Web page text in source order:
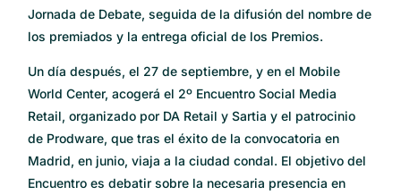
Jornada de Debate, seguida de la difusión del nombre de
los premiados y la entrega oficial de los Premios.
Un día después, el 27 de septiembre, y en el Mobile
World Center, acogerá el 2º Encuentro Social Media
Retail, organizado por DA Retail y Sartia y el patrocinio
de Prodware, que tras el éxito de la convocatoria en
Madrid, en junio, viaja a la ciudad condal. El objetivo del
Encuentro es debatir sobre la necesaria presencia en